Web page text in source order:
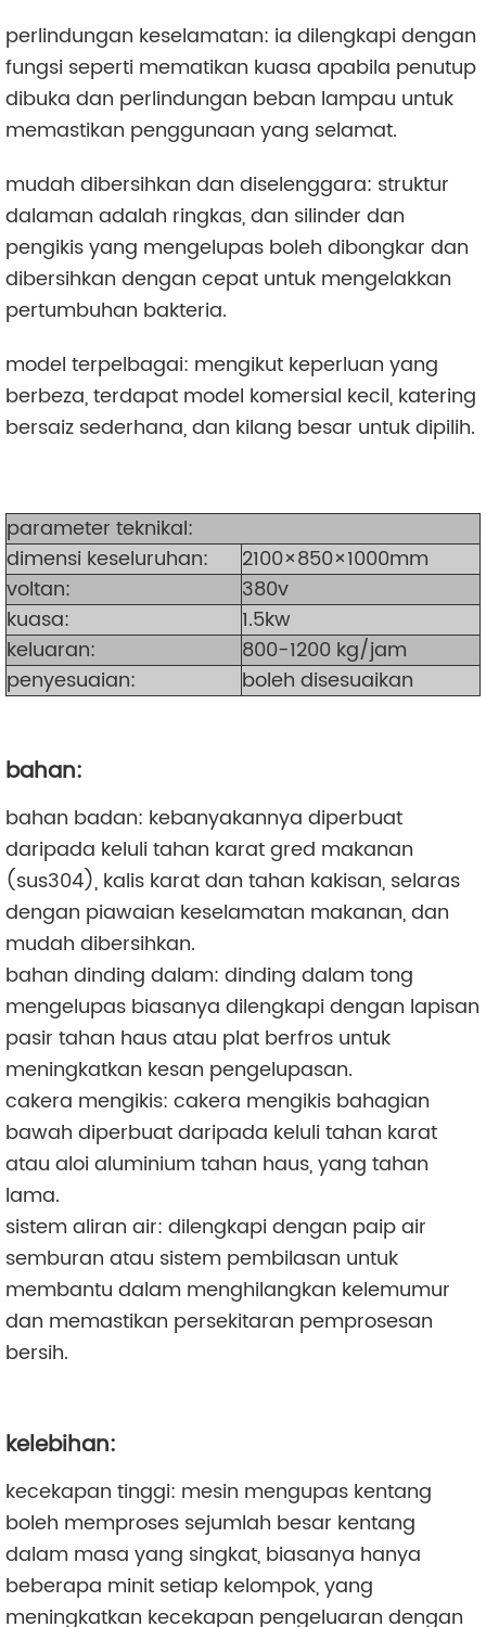
perlindungan keselamatan: ia dilengkapi dengan
fungsi seperti mematikan kuasa apabila penutup
dibuka dan perlindungan beban lampau untuk
memastikan penggunaan yang selamat.
mudah dibersihkan dan diselenggara: struktur
dalaman adalah ringkas, dan silinder dan
pengikis yang mengelupas boleh dibongkar dan
dibersihkan dengan cepat untuk mengelakkan
pertumbuhan bakteria.
model terpelbagai: mengikut keperluan yang
berbeza, terdapat model komersial kecil, katering
bersaiz sederhana, dan kilang besar untuk dipilih.
parameter teknikal:
dimensi keseluruhan:
2100×850×1000mm
voltan:
380v
kuasa:
1.5kw
keluaran:
800-1200 kg/jam
penyesuaian:
boleh disesuaikan
bahan:
bahan badan: kebanyakannya diperbuat
daripada keluli tahan karat gred makanan
(sus304), kalis karat dan tahan kakisan, selaras
dengan piawaian keselamatan makanan, dan
mudah dibersihkan.
bahan dinding dalam: dinding dalam tong
mengelupas biasanya dilengkapi dengan lapisan
pasir tahan haus atau plat berfros untuk
meningkatkan kesan pengelupasan.
cakera mengikis: cakera mengikis bahagian
bawah diperbuat daripada keluli tahan karat
atau aloi aluminium tahan haus, yang tahan
lama.
sistem aliran air: dilengkapi dengan paip air
semburan atau sistem pembilasan untuk
membantu dalam menghilangkan kelemumur
dan memastikan persekitaran pemprosesan
bersih.
kelebihan:
kecekapan tinggi: mesin mengupas kentang
boleh memproses sejumlah besar kentang
dalam masa yang singkat, biasanya hanya
beberapa minit setiap kelompok, yang
meningkatkan kecekapan pengeluaran dengan